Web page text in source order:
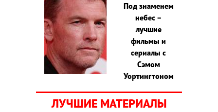
Под знаменем
небес –
лучшие
фильмы и
сериалы с
Сэмом
Уортингтоном
ЛУЧШИЕ МАТЕРИАЛЫ